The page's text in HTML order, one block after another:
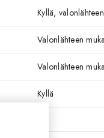
Kyllä,
Valonlähteen
Valonlähteen
Kyllä